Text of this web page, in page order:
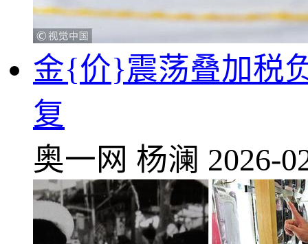
金{价}震荡叠加税
复
奥一网 杨澜 2026-